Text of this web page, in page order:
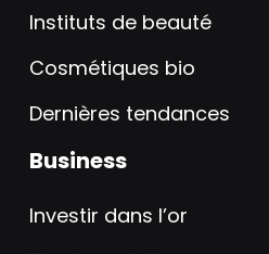
Instituts de beauté
Cosmétiques bio
Dernières tendances
Business
Investir dans l’or